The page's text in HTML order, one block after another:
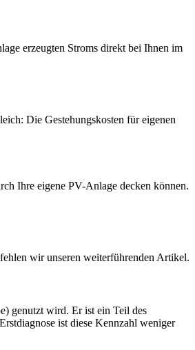
erzeugten Stroms direkt bei Ihnen im
Die Gestehungskosten für eigenen
Ihre eigene PV-Anlage decken können.
wir unseren weiterführenden Artikel.
genutzt wird. Er ist ein Teil des
ist diese Kennzahl weniger